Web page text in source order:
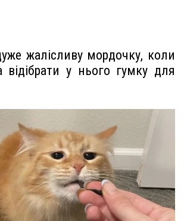
жалісливу мордочку, коли
відібрати у нього гумку для